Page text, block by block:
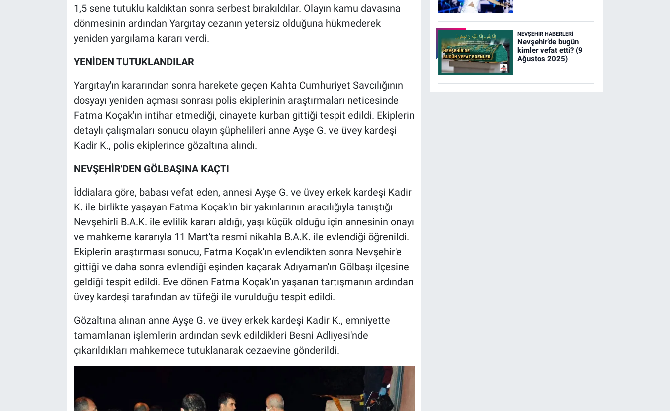
1,5 sene tutuklu kaldıktan sonra serbest bırakıldılar. Olayın kamu davasına
dönmesinin ardından Yargıtay cezanın yetersiz olduğuna hükmederek
yeniden yargılama kararı verdi.
YENİDEN TUTUKLANDILAR
Yargıtay'ın kararından sonra harekete geçen Kahta Cumhuriyet Savcılığının
dosyayı yeniden açması sonrası polis ekiplerinin araştırmaları neticesinde
Fatma Koçak'ın intihar etmediği, cinayete kurban gittiği tespit edildi. Ekiplerin
detaylı çalışmaları sonucu olayın şüphelileri anne Ayşe G. ve üvey kardeşi
Kadir K., polis ekiplerince gözaltına alındı.
NEVŞEHİR'DEN GÖLBAŞINA KAÇTI
İddialara göre, babası vefat eden, annesi Ayşe G. ve üvey erkek kardeşi Kadir
K. ile birlikte yaşayan Fatma Koçak'ın bir yakınlarının aracılığıyla tanıştığı
Nevşehirli B.A.K. ile evlilik kararı aldığı, yaşı küçük olduğu için annesinin onayı
ve mahkeme kararıyla 11 Mart'ta resmi nikahla B.A.K. ile evlendiği öğrenildi.
Ekiplerin araştırması sonucu, Fatma Koçak'ın evlendikten sonra Nevşehir'e
gittiği ve daha sonra evlendiği eşinden kaçarak Adıyaman'ın Gölbaşı ilçesine
geldiği tespit edildi. Eve dönen Fatma Koçak'ın yaşanan tartışmanın ardından
üvey kardeşi tarafından av tüfeği ile vurulduğu tespit edildi.
Gözaltına alınan anne Ayşe G. ve üvey erkek kardeşi Kadir K., emniyette
tamamlanan işlemlerin ardından sevk edildikleri Besni Adliyesi'nde
çıkarıldıkları mahkemece tutuklanarak cezaevine gönderildi.
NEVŞEHIR HABERLERI
Nevşehir’de bugün
kimler vefat etti? (9
Ağustos 2025)